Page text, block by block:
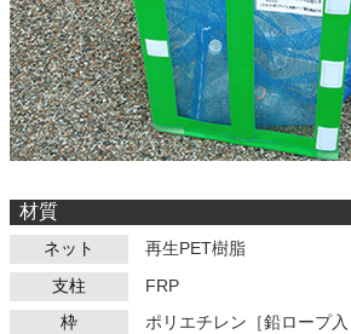
材質
ネット
再生PET樹脂
支柱
FRP
枠
ポリエチレン［鉛ロープ入